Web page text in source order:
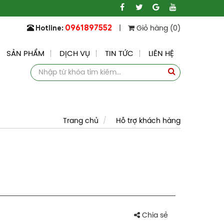
Hotline: 0961897552 Giỏ hàng (0)
SẢN PHẨM DỊCH VỤ TIN TỨC LIÊN HỆ
Trang chủ Hỗ trợ khách hàng
Chia sẻ